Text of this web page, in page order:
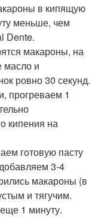
в кипящую
меньше, чем
Dente.
макароны, на
масло и
ровно 30 секунд.
прогреваем 1
кипения на
готовую пасту
3-4
макароны (в
и тягучим.
1 минуту.